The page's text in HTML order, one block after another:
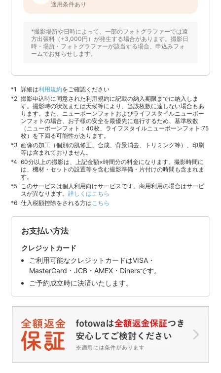
適用条件あり
*撮影場所や日時によって、一部のフォトグラファーでは遠
方出張料（+3,000円）が発生する場合があります。撮影日
時・場所・フォトグラファーが該当する場合、申込みフォ
ームでお知らせします。
詳細は利用規約をご確認ください
撮影申込時に同意された利用規約に記載の納入期限までに納入しま
す。撮影時の状況または天候等により、当該枚数に達しない場合もあ
ります。また、ニューボーンフォトおよびライフスタイルニューボー
ンフォトの場合、お子様の安全を最優先に進行するため、基準枚数
（ニューボーンフォト：40枚、ライフスタイルニューボーンフォト:75
枚）を下回る可能性があります。
画像の加工（個別の肌修正、合成、背景消去、トリミング等）、印刷
等は含まれておりません。
60分以上の撮影は、上記金額×時間分の料金になります。撮影時間に
は、機材・セットの設置等を含む撮影準備・片付けの時間も含まれま
す。
このサービスは個人利用向けサービスです。商用利用の場合はサービ
スが異なります。詳しくはこちら
仕入税額控除をされる方は こちら
お支払い方法
クレジットカード
ご利用可能なクレジットカードはVISA・
MasterCard・JCB・AMEX・Dinersです。
ご予約成立時に決済いたします。